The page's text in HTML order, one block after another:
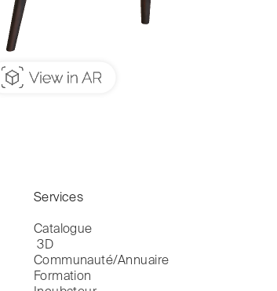
Services
Catalogue
3D
Communauté/Annuaire
Formation